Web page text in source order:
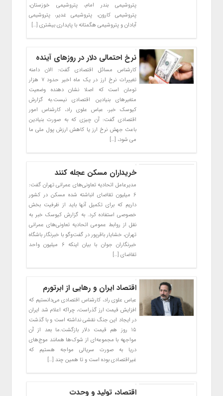
پتروشیمی بندر امام، پتروشیمی خوزستان،
پتروشیمی کارون، پتروشیمی غدیر، پتروشیمی
آبادان و پتروشیمی هگمتانه با پایداری بیشتری […]
نرخ احتمالی دلار در روزهای آینده
کارشناس مسائل اقتصادی گفت: الان دامنه
تغییرات نرخ ارز در یک ماه اخیر حدود ۷ هزار
تومان است که اصلا نشان دهنده وضعیت
متغیرهای بنیادین اقتصادی نیست.به گزارش
کیوسک خبر، عباس علوی راد، کارشناس امور
اقتصادی گفت: آن چیزی که به صورت بنیادین
باعث جهش نرخ ارز یا کاهش ارزش پول ملی ما
می شود، […]
خریداران مسکن عجله کنند
مدیرعامل اتحادیه تعاونی‌های عمرانی تهران گفت:
۶ میلیون تقاضای انباشته شده مسکن در کشور
داریم که برای تکمیل آنها باید از ظرفیت بخش
خصوصی استفاده کرد. به گزارش کیوسک خبر به
نقل از روابط عمومی اتحادیه تعاونی‌های عمرانی
تهران، خشایار باقرپور در گفت‌وگو با خبرنگار باشگاه
خبرنگاران جوان با بیان اینکه ۶ میلیون واحد
تقاضای […]
اقتصاد ایران و رهایی از ابرتورم
عباس علوی راد، کارشناس اقتصادی می‌دانستیم که
افزایش قیمت ارز گذراست، چراکه اعلام شد ایران
در ایجاد این جنگ نقشی نداشته است و با گذشت
۱۵ روز هم قیمت دلار بازگشت.ما بعد از آن
مواجهه با مجموعه‌ای از شوک‌ها همانند موج‌های
دریا به صورت سریالی مواجه هستیم که
غیراقتصادی بوده است و تا همین چند […]
اقتصاد، تولید و وحدت